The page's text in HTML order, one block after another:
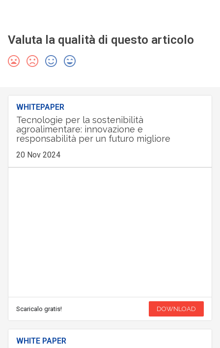
Valuta la qualità di questo articolo
WHITEPAPER
Tecnologie per la sostenibilità
agroalimentare: innovazione e
responsabilità per un futuro migliore
20 Nov 2024
Scaricalo gratis! DOWNLOAD
WHITE PAPER